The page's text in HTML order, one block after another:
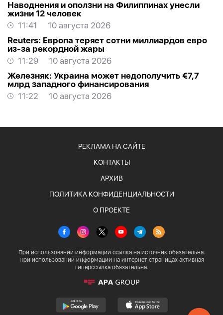
Наводнения и оползни на Филиппинах унесли
жизни 12 человек
11:41
10 августа 2026
Reuters: Европа теряет сотни миллиардов евро
из-за рекордной жары
11:29
10 августа 2026
Железняк: Украина может недополучить €7,7
млрд западного финансирования
11:22
10 августа 2026
РЕКЛАМА НА САЙТЕ
КОНТАКТЫ
АРХИВ
ПОЛИТИКА КОНФИДЕНЦИАЛЬНОСТИ
О ПРОЕКТЕ
При использовании информации ссылка на источник обязательна.
При использовании информации на интернет страницах активная
гиперссылка обязательна.